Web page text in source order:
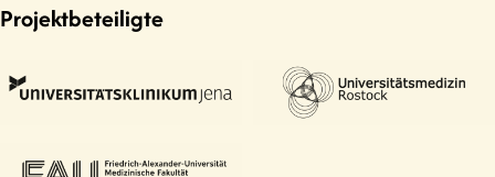
Projektbeteiligte